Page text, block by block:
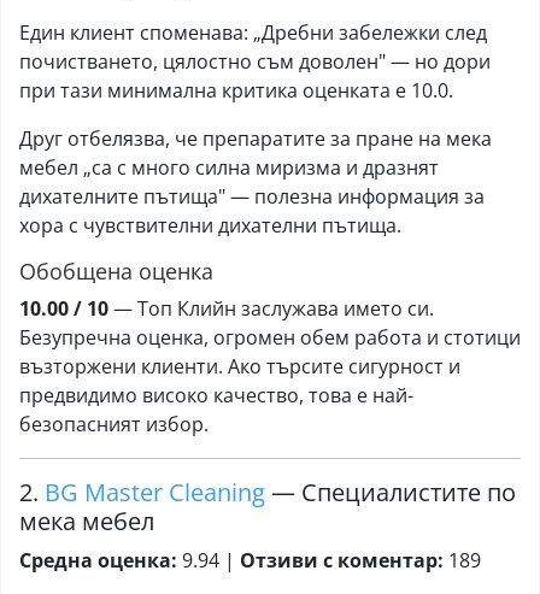
Един клиент споменава: „Дребни забележки след
почистването, цялостно съм доволен" — но дори
при тази минимална критика оценката е 10.0.
Друг отбелязва, че препаратите за пране на мека
мебел „са с много силна миризма и дразнят
дихателните пътища" — полезна информация за
хора с чувствителни дихателни пътища.
Обобщена оценка
10.00 / 10— Топ Клийн заслужава името си.
Безупречна оценка, огромен обем работа и стотици
възторжени клиенти. Ако търсите сигурност и
предвидимо високо качество, това е най-
безопасният избор.
2. BG Master Cleaning— Специалистите по
мека мебел
Средна оценка: 9.94 | Отзиви с коментар: 189